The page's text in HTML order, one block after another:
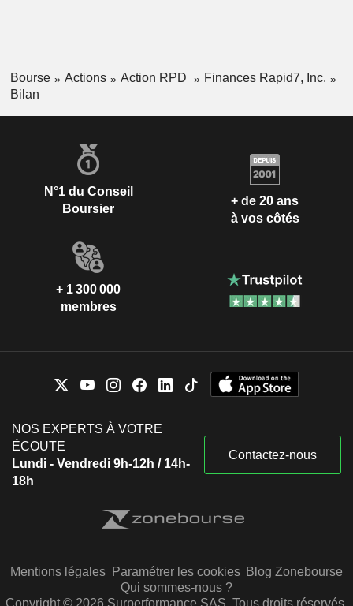
Bourse Actions Action RPD
Finances Rapid7, Inc.
Bilan
N°1 du Conseil
Boursier
+ de 20 ans
à vos côtés
+ 1 300 000
membres
NOS EXPERTS À VOTRE
ÉCOUTE
Lundi - Vendredi 9h-12h / 14h-
18h
Contactez-nous
Mentions légales Paramétrer les cookies Blog Zonebourse
Qui sommes-nous ?
Copyright © 2026 Surperformance SAS. Tous droits réservés.